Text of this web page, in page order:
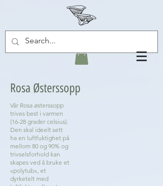
Rosa Østerssopp
Vår Rosa østerssopp
trives best i varmen
(16-28 grader celsius).
Den skal ideelt sett
ha en luftfuktighet på
mellom 80 og 90% og
trivselsforhold kan
skapes ved å bruke et
«polytub», et
dyrketelt med